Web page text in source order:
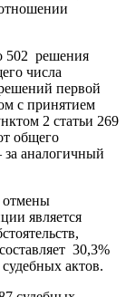
502 решения
числа
первой
с принятием
2 статьи 269
общего
аналогичный
отмены
является
30,3%
актов.